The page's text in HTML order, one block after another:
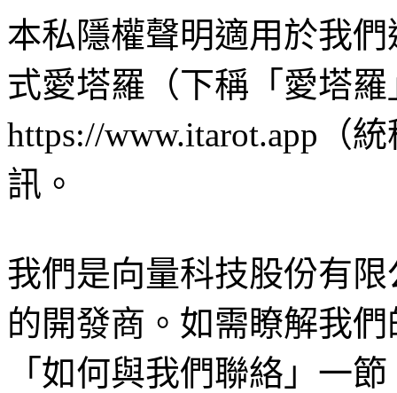
本私隱權聲明適用於我
式愛塔羅（下稱「愛塔
https://www.itarot.app（
訊。
我們是向量科技股份有
的開發商。如需瞭解我
「如何與我們聯絡」一節